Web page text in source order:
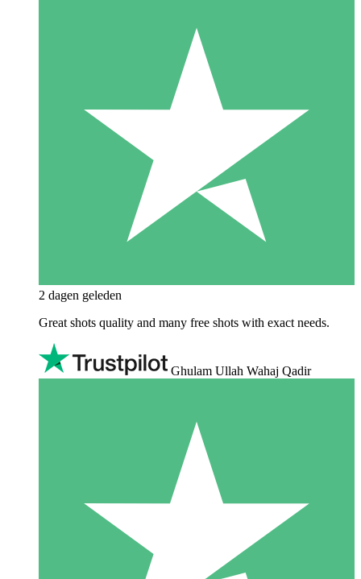
2 dagen geleden
Great shots quality and many free shots with exact needs.
Ghulam Ullah Wahaj Qadir